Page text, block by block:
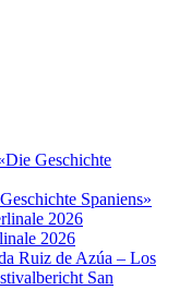
Geschichte
Spaniens»
2026
2026
Ruiz de Azúa – Los
San